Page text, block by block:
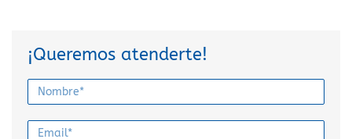
¡Queremos atenderte!